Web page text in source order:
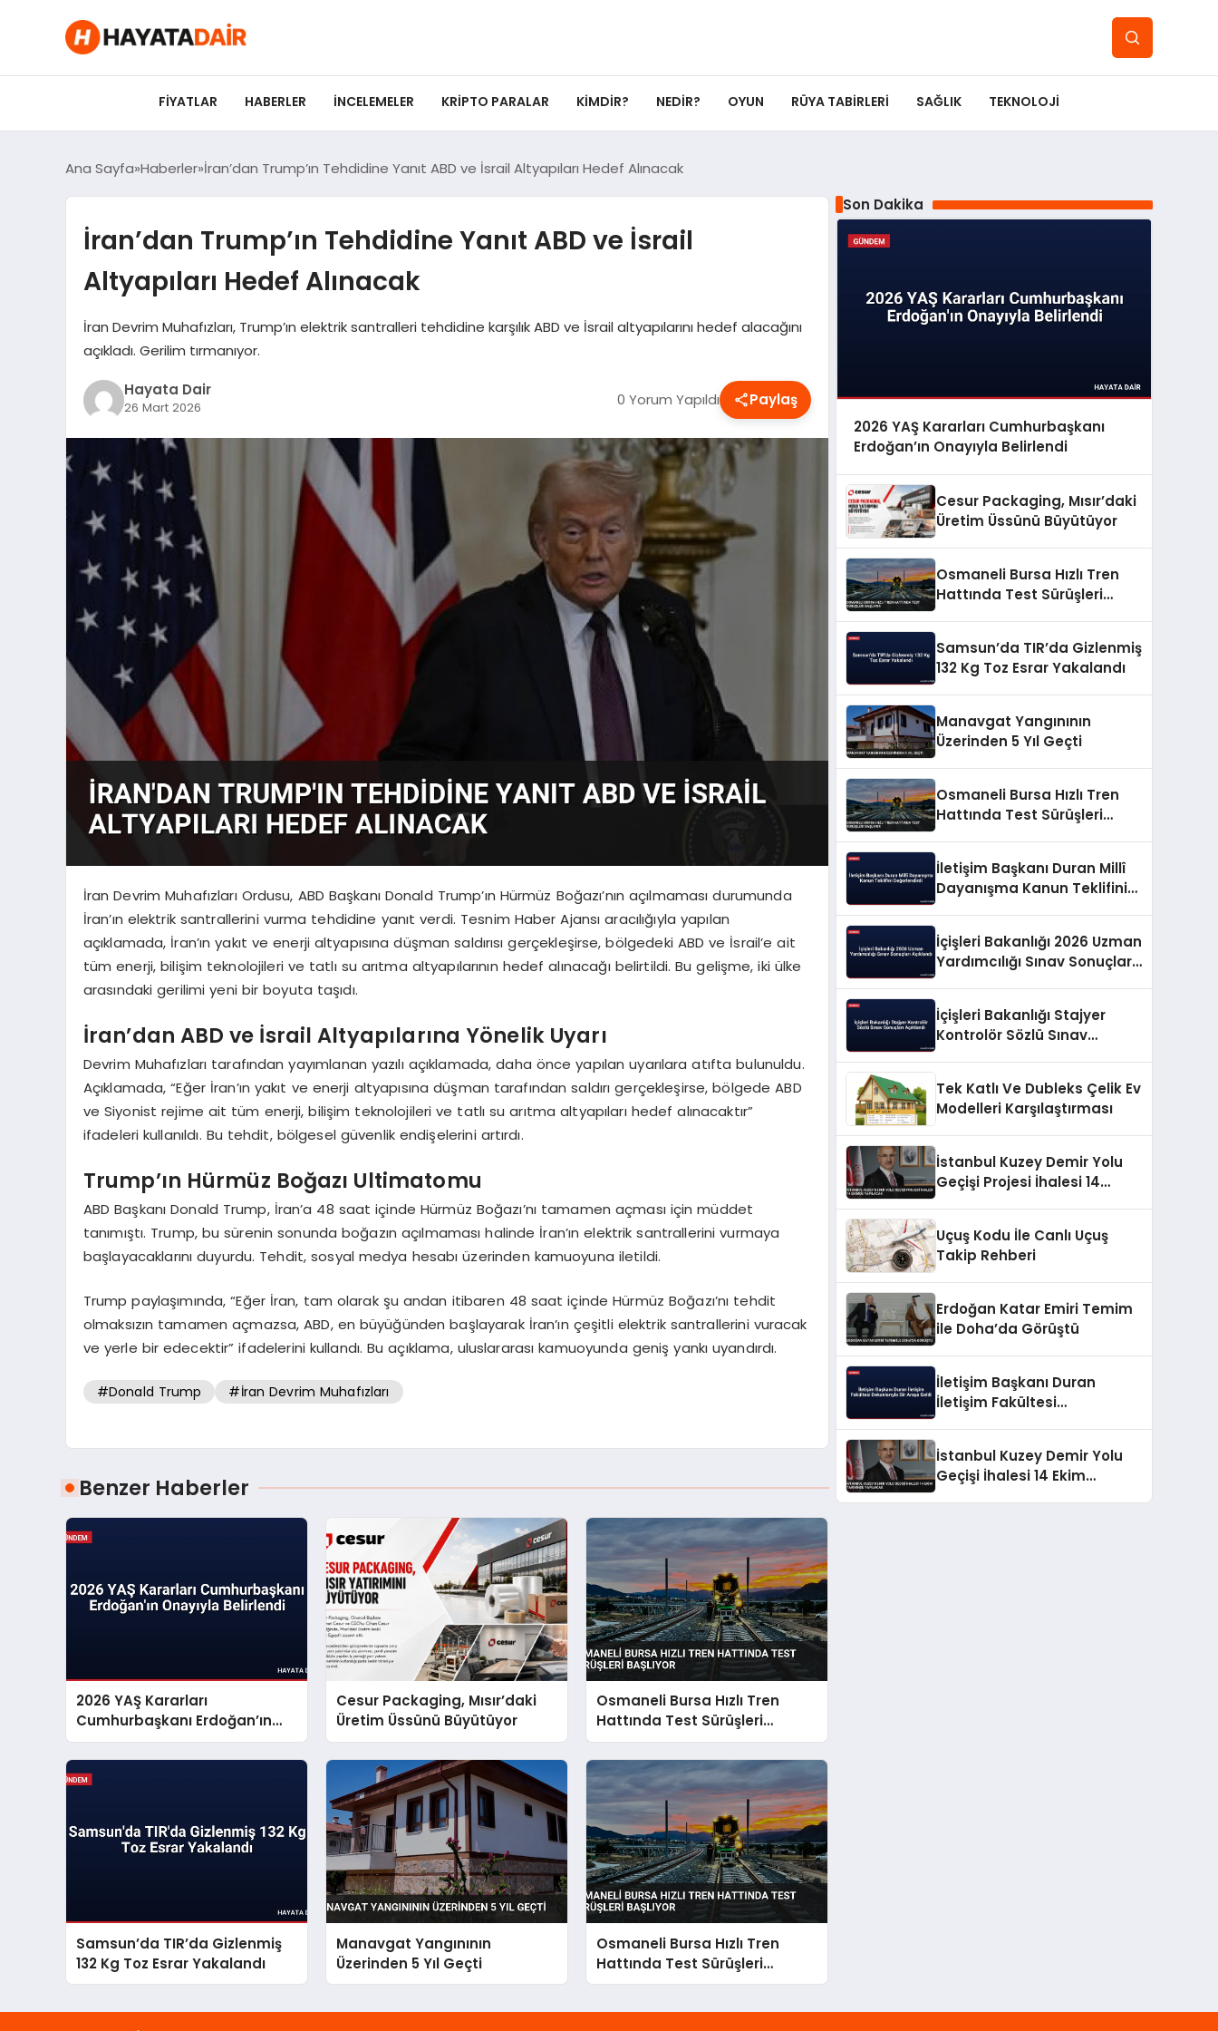
FIYATLAR HABERLER İNCELEMELER KRIPTO PARALAR KIMDIR? NEDIR? OYUN RÜYA TABIRLERI SAĞLIK TEKNOLOJI
Ana Sayfa Haberler İran’dan Trump’ın Tehdidine Yanıt ABD ve İsrail Altyapıları Hedef Alınacak
İran’dan Trump’ın Tehdidine Yanıt ABD ve İsrail
Altyapıları Hedef Alınacak
İran Devrim Muhafızları, Trump’ın elektrik santralleri tehdidine karşılık ABD ve İsrail altyapılarını hedef alacağını
açıkladı. Gerilim tırmanıyor.
Hayata Dair
26 Mart 2026 0 Yorum Yapıldı Paylaş
İran Devrim Muhafızları Ordusu, ABD Başkanı Donald Trump’ın Hürmüz Boğazı’nın açılmaması durumunda
İran’ın elektrik santrallerini vurma tehdidine yanıt verdi. Tesnim Haber Ajansı aracılığıyla yapılan
açıklamada, İran’ın yakıt ve enerji altyapısına düşman saldırısı gerçekleşirse, bölgedeki ABD ve İsrail’e ait
tüm enerji, bilişim teknolojileri ve tatlı su arıtma altyapılarının hedef alınacağı belirtildi. Bu gelişme, iki ülke
arasındaki gerilimi yeni bir boyuta taşıdı.
İran’dan ABD ve İsrail Altyapılarına Yönelik Uyarı
Devrim Muhafızları tarafından yayımlanan yazılı açıklamada, daha önce yapılan uyarılara atıfta bulunuldu.
Açıklamada, “Eğer İran’ın yakıt ve enerji altyapısına düşman tarafından saldırı gerçekleşirse, bölgede ABD
ve Siyonist rejime ait tüm enerji, bilişim teknolojileri ve tatlı su arıtma altyapıları hedef alınacaktır”
ifadeleri kullanıldı. Bu tehdit, bölgesel güvenlik endişelerini artırdı.
Trump’ın Hürmüz Boğazı Ultimatomu
ABD Başkanı Donald Trump, İran’a 48 saat içinde Hürmüz Boğazı’nı tamamen açması için müddet
tanımıştı. Trump, bu sürenin sonunda boğazın açılmaması halinde İran’ın elektrik santrallerini vurmaya
başlayacaklarını duyurdu. Tehdit, sosyal medya hesabı üzerinden kamuoyuna iletildi.
Trump paylaşımında, “Eğer İran, tam olarak şu andan itibaren 48 saat içinde Hürmüz Boğazı’nı tehdit
olmaksızın tamamen açmazsa, ABD, en büyüğünden başlayarak İran’ın çeşitli elektrik santrallerini vuracak
ve yerle bir edecektir” ifadelerini kullandı. Bu açıklama, uluslararası kamuoyunda geniş yankı uyandırdı.
#Donald Trump #İran Devrim Muhafızları
Benzer Haberler
2026 YAŞ Kararları
Cumhurbaşkanı Erdoğan’ın
Onayıyla Belirlendi
Cesur Packaging, Mısır’daki
Üretim Üssünü Büyütüyor
Osmaneli Bursa Hızlı Tren
Hattında Test Sürüşleri
Başlıyor
Samsun’da TIR’da Gizlenmiş
132 Kg Toz Esrar Yakalandı
Manavgat Yangınının
Üzerinden 5 Yıl Geçti
Osmaneli Bursa Hızlı Tren
Hattında Test Sürüşleri
Başlıyor
Son Dakika
2026 YAŞ Kararları Cumhurbaşkanı
Erdoğan’ın Onayıyla Belirlendi
Cesur Packaging, Mısır’daki
Üretim Üssünü Büyütüyor
Osmaneli Bursa Hızlı Tren
Hattında Test Sürüşleri
Samsun’da TIR’da Gizlenmiş
132 Kg Toz Esrar Yakalandı
Manavgat Yangınının
Üzerinden 5 Yıl Geçti
Osmaneli Bursa Hızlı Tren
Hattında Test Sürüşleri
İletişim Başkanı Duran Millî
Dayanışma Kanun Teklifini
İçişleri Bakanlığı 2026 Uzman
Yardımcılığı Sınav Sonuçları
İçişleri Bakanlığı Stajyer
Kontrolör Sözlü Sınav
Tek Katlı Ve Dubleks Çelik Ev
Modelleri Karşılaştırması
İstanbul Kuzey Demir Yolu
Geçişi Projesi İhalesi 14
Uçuş Kodu İle Canlı Uçuş
Takip Rehberi
Erdoğan Katar Emiri Temim
ile Doha’da Görüştü
İletişim Başkanı Duran
İletişim Fakültesi
İstanbul Kuzey Demir Yolu
Geçişi İhalesi 14 Ekim